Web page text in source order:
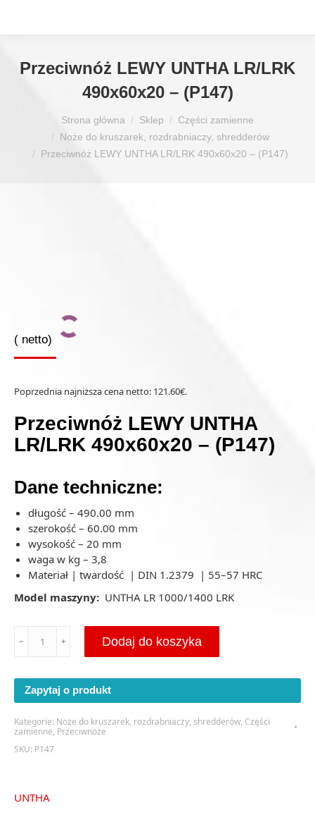
Przeciwnóż LEWY UNTHA LR/LRK
490x60x20 – (P147)
Strona główna Sklep
Części zamienne
Noże do kruszarek, rozdrabniaczy, shredderów
Przeciwnóż LEWY UNTHA LR/LRK 490x60x20 – (P147)
( netto)
Poprzednia najniższa cena netto: 121.60€.
Przeciwnóż LEWY UNTHA
LR/LRK 490x60x20 – (P147)
Dane techniczne:
długość – 490.00 mm
szerokość – 60.00 mm
wysokość – 20 mm
waga w kg – 3,8
Materiał | twardość | DIN 1.2379 | 55–57 HRC
Model maszyny: UNTHA LR 1000/1400 LRK
Przeciwnóż
UNTHA
LR/LRK
-
﹣ ﹢ Dodaj do koszyka
Zapytaj o produkt
Kategorie: Noże do kruszarek, rozdrabniaczy, shredderów, Części
zamienne, Przeciwnoże
SKU: P147
UNTHA